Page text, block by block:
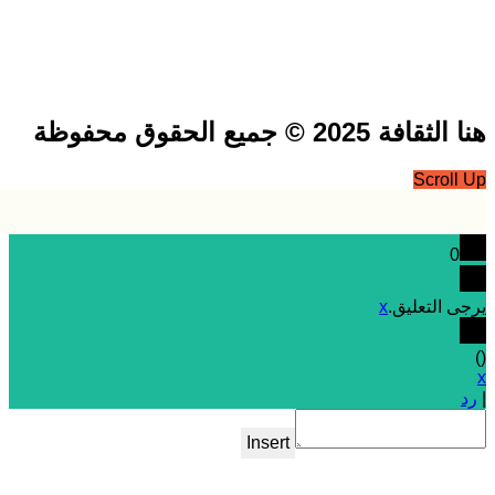
2025 © جميع الحقوق محفوظة
التعليق.x
Insert